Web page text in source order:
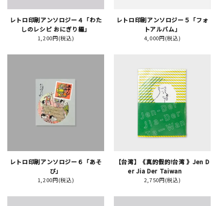
イベント・ワークショップ
おしらせ
レトロ印刷アンソロジー４「わた
しのレシピ おにぎり編」
1,200円(税込)
レトロ印刷アンソロジー５「フォ
トアルバム」
4,000円(税込)
レトロ印刷アンソロジー６「あそ
び」
1,200円(税込)
【台湾】《真的假的!台湾 》Jen D
er Jia Der Taiwan
2,750円(税込)